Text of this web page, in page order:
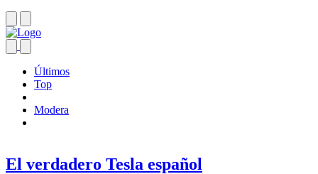
Últimos
Top
Modera
El verdadero Tesla español